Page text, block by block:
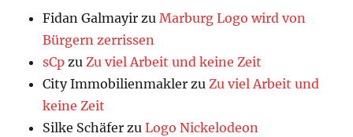
Fidan Galmayir zuMarburg Logo wird von
Bürgern zerrissen
sCp zuZu viel Arbeit und keine Zeit
City Immobilienmakler zuZu viel Arbeit und
keine Zeit
Silke Schäfer zuLogo Nickelodeon